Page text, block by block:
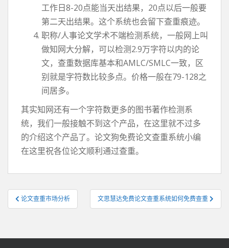
工作日8-20点能当天出结果，20点以后一般要
第二天出结果。这个系统也会留下查重痕迹。
职称/人事论文学术不端检测系统，一般网上叫
做知网大分解，可以检测2.9万字符以内的论
文，查重数据库基本和AMLC/SMLC一致，区
别就是字符数比较多点。价格一般在79-128之
间居多。
其实知网还有一个字符数更多的图书著作检测系
统，我们一般接触不到这个产品，在这里就不过多
的介绍这个产品了。论文狗免费论文查重系统小编
在这里祝各位论文顺利通过查重。
文
章
航
论文查重市场分析 文思慧达免费论文查重系统如何免费查重